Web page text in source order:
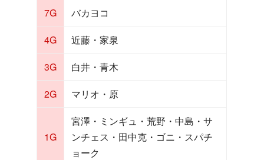
7G
バカヨコ
4G
近藤・家泉
3G
白井・青木
2G
マリオ・原
1G
宮澤・ミンギュ・荒野・中島・サ
ンチェス・田中克・ゴニ・スパチ
ョーク